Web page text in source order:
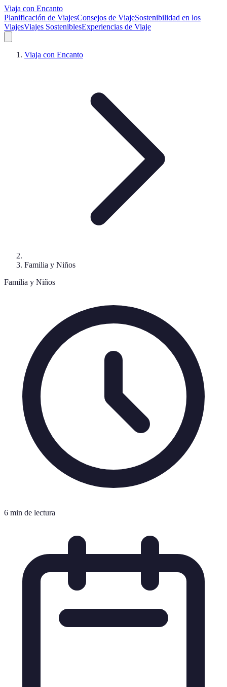
Viaja con Encanto
Planificación de ViajesConsejos de ViajeSostenibilidad en los
ViajesViajes SosteniblesExperiencias de Viaje
Viaja con Encanto
Familia y Niños
Familia y Niños
6 min de lectura